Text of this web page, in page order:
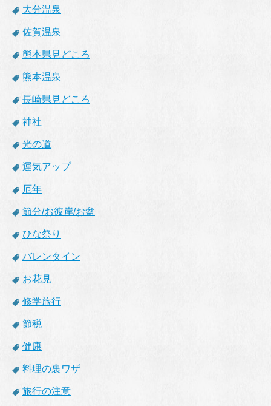
大分温泉
佐賀温泉
熊本県見どころ
熊本温泉
長崎県見どころ
神社
光の道
運気アップ
厄年
節分/お彼岸/お盆
ひな祭り
バレンタイン
お花見
修学旅行
節税
健康
料理の裏ワザ
旅行の注意